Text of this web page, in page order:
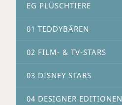
EG PLÜSCHTIERE
01 TEDDYBÄREN
02 FILM- & TV-STARS
03 DISNEY STARS
04 DESIGNER EDITIONEN